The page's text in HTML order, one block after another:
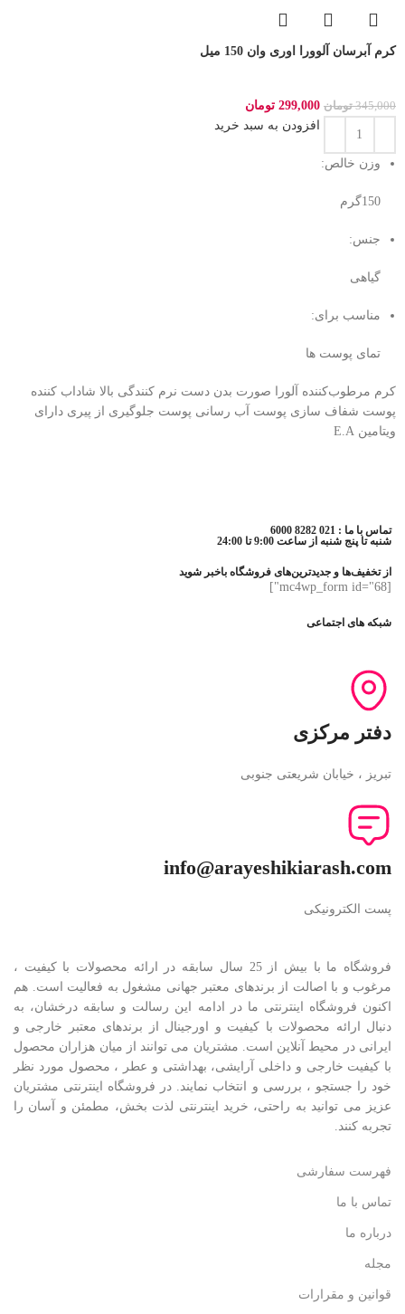
کرم آبرسان آلوورا اوری وان 150 میل
345,000 تومان 299,000 تومان
افزودن به سبد خرید
وزن خالص:
150گرم
جنس:
گیاهی
مناسب برای:
تمای پوست ها
کرم مرطوب‌کننده آلورا صورت بدن دست نرم کنندگی بالا شاداب کننده
پوست شفاف سازی پوست آب رسانی پوست جلوگیری از پیری دارای
ویتامین E.A
تماس با ما : 021 8282 6000
شنبه تا پنج شنبه از ساعت 9:00 تا 24:00
از تخفیف‌ها و جدیدترین‌های فروشگاه باخبر شوید
[mc4wp_form id="68"]
شبکه های اجتماعی
دفتر مرکزی
تبریز ، خیابان شریعتی جنوبی
info@arayeshikiarash.com
پست الکترونیکی
فروشگاه ما با بیش از 25 سال سابقه در ارائه محصولات با کيفيت ،
مرغوب و با اصالت از برندهای معتبر جهانی مشغول به فعاليت است. هم
اکنون فروشگاه اینترنتی ما در ادامه اين رسالت و سابقه درخشان، به
دنبال ارائه محصولات با کيفيت و اورجينال از برندهای معتبر خارجی و
ايرانی در محيط آنلاين است. مشتريان می توانند از ميان هزاران محصول
با کيفيت خارجی و داخلی آرایشی، بهداشتی و عطر ، محصول مورد نظر
خود را جستجو ، بررسی و انتخاب نمايند. در فروشگاه اینترنتی مشتريان
عزیز می توانيد به راحتی، خرید اینترنتی لذت بخش، مطمئن و آسان را
تجربه کنند.
فهرست سفارشی
تماس با ما
درباره ما
مجله
قوانین و مقرارات